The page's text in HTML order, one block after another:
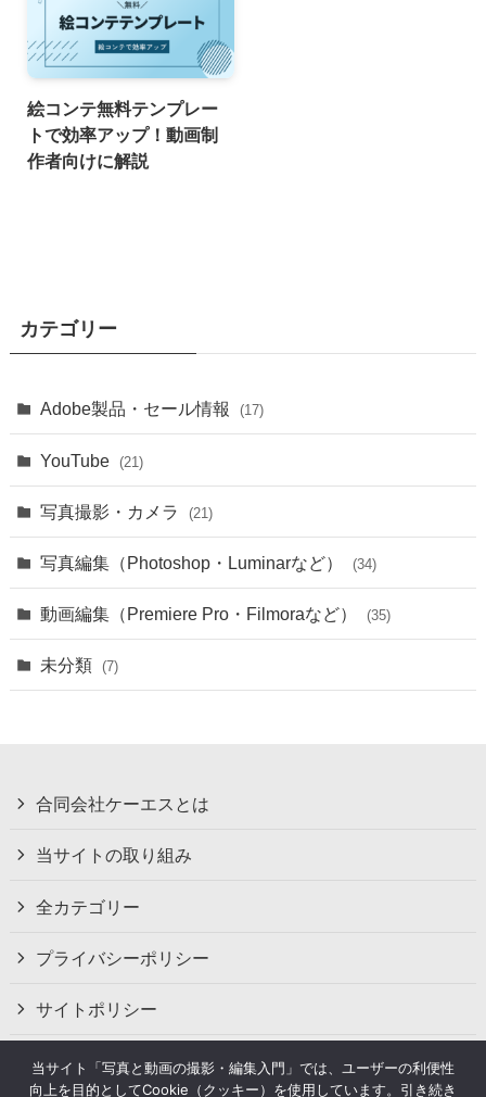
絵コンテ無料テンプレー
トで効率アップ！動画制
作者向けに解説
カテゴリー
Adobe製品・セール情報 (17)
YouTube (21)
写真撮影・カメラ (21)
写真編集（Photoshop・Luminarなど） (34)
動画編集（Premiere Pro・Filmoraなど） (35)
未分類 (7)
合同会社ケーエスとは
当サイトの取り組み
全カテゴリー
プライバシーポリシー
サイトポリシー
お問い合わせ
当サイト「写真と動画の撮影・編集入門」では、ユーザーの利便性
向上を目的としてCookie（クッキー）を使用しています。引き続き